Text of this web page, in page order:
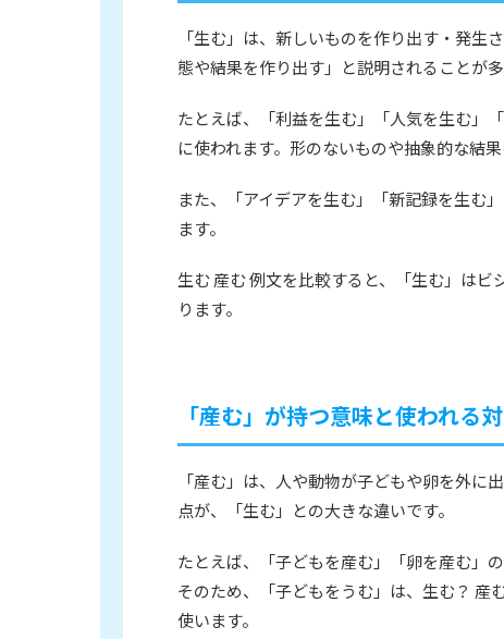
「生む」は、新しいものを作り出す・発
態や結果を作り出す」と説明されることが
たとえば、「利益を生む」「人気を生む」
に使われます。形のないものや抽象的な結
また、「アイデアを生む」「新記録を生む
ます。
生む 産む 例文を比較すると、「生む」は
ります。
「産む」が持つ意味と使われる
「産む」は、人や動物が子どもや卵を外に
点が、「生む」との大きな違いです。
たとえば、「子どもを産む」「卵を産む」
そのため、「子どもをうむ」は、生む？ 産
使います。